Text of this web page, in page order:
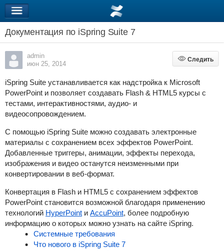
Документация по iSpring Suite 7
admin
июн 25, 2014
Следить
Следить
iSpring Suiteустанавливается как надстройка к Microsoft
PowerPoint и позволяет создавать Flash & HTML5 курсы с
тестами, интерактивностями, аудио- и
видеосопровождением.
С помощью iSpring Suiteможно создавать электронные
материалы с сохранением всех эффектов PowerPoint.
Добавленные триггеры, анимации, эффекты перехода,
изображения и видео останутся неизменными при
конвертировании в веб-формат.
Конвертация в Flash и HTML5с сохранением эффектов
PowerPoint становится возможной благодаря применению
технологий HyperPointи AccuPoint, более подробную
информацию о которых можно узнать на сайте iSpring.
Системные требования
Что нового в iSpring Suite 7